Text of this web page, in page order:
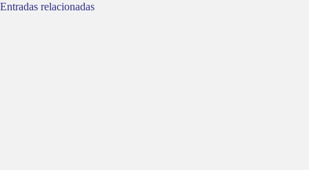
Entradas relacionadas